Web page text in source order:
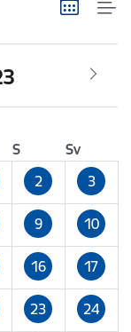
S
Sv
2 3
9 10
16 17
23 24